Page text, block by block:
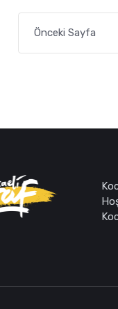
Önceki Sayfa